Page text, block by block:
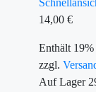
14,00 €
Enthält
zzgl.
Auf Lager